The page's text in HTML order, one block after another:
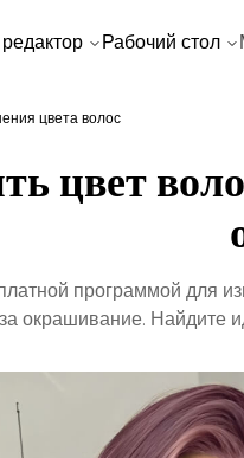
Рабочий стол
цвета волос
цвет
программой для
окрашивание.